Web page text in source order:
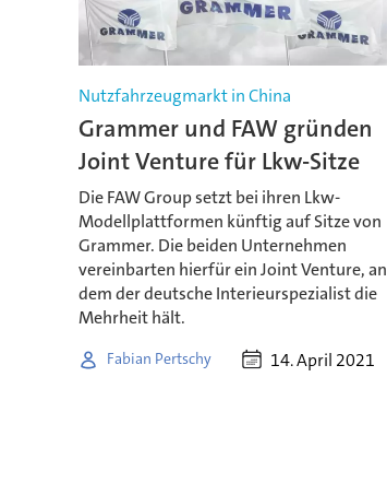
Nutzfahrzeugmarkt in China
Grammer und FAW gründen
Joint Venture für Lkw-Sitze
Die FAW Group setzt bei ihren Lkw-
Modellplattformen künftig auf Sitze von
Grammer. Die beiden Unternehmen
vereinbarten hierfür ein Joint Venture, an
dem der deutsche Interieurspezialist die
Mehrheit hält.
Fabian Pertschy 14. April 2021